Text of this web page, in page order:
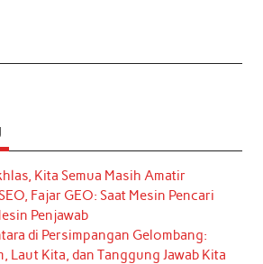
Kita Semua Masih Amatir
Fajar GEO: Saat Mesin Pencari
Penjawab
di Persimpangan Gelombang:
Laut Kita, dan Tanggung Jawab Kita